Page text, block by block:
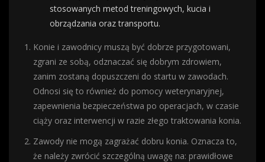
stosowanych metod treningowych, kucia i
obrządzania oraz transportu.
Konie i zawodnicy muszą być dobrze przygotowani,
zgrani ze sobą, odznaczać się dobrym zdrowiem,
zanim zostaną dopuszczeni do startu w zawodach.
Odnosi się to również do pomocy weterynaryjnej,
zapewnienia bezpieczeństwa po operacjach, w czasie
ciąży oraz interwencji w razie złego traktowania konia.
Zawody nie mogą zagrażać dobru konia. Oznacza to,
że należy zwrócić szczególną uwagę na: prawidłowe